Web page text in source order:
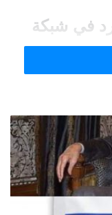
في شبكة
السوري
من أحد أبرز
ضمن ما
من السيدة
ذكور